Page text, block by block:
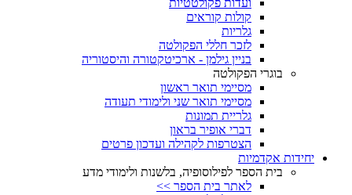
ועדות פקולטטיות
קולות קוראים
גלריות
לזכר חללי הפקולטה
בניין גילמן - ארכיטקטורה והיסטוריה
בוגרי הפקולטה
מסיימי תואר ראשון
מסיימי תואר שני ולימודי תעודה
גלריית תמונות
דברי אופיר בראון
הצטרפות לקהילה ועדכון פרטים
יחידות אקדמיות
בית הספר לפילוסופיה, בלשנות ולימודי מדע
לאתר בית הספר >>